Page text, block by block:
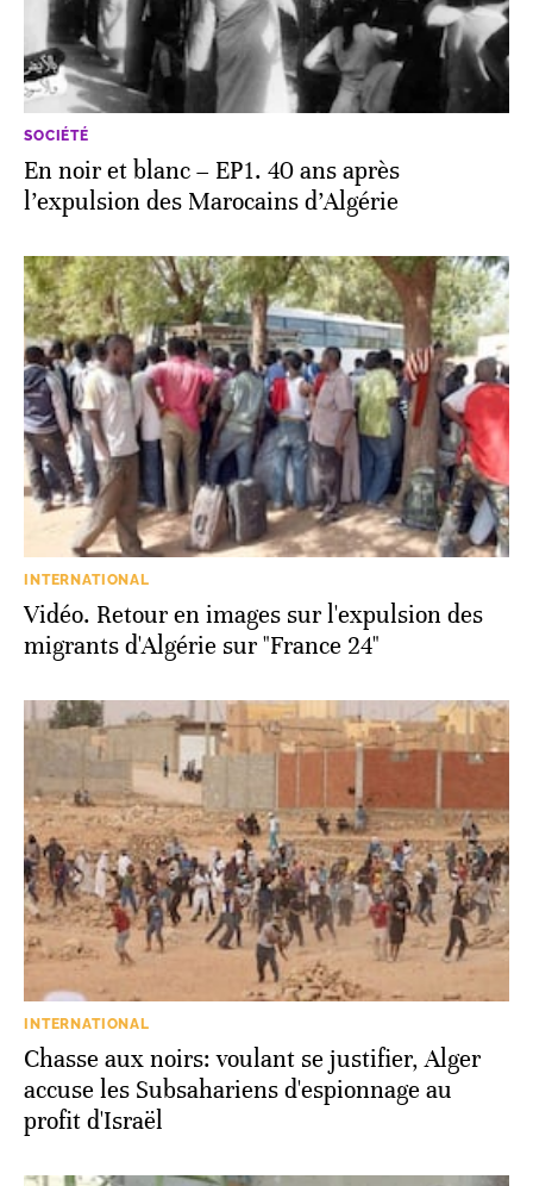
SOCIÉTÉ
En noir et blanc – EP1. 40 ans après
l’expulsion des Marocains d’Algérie
INTERNATIONAL
Vidéo. Retour en images sur l'expulsion des
migrants d'Algérie sur "France 24"
INTERNATIONAL
Chasse aux noirs: voulant se justifier, Alger
accuse les Subsahariens d'espionnage au
profit d'Israël